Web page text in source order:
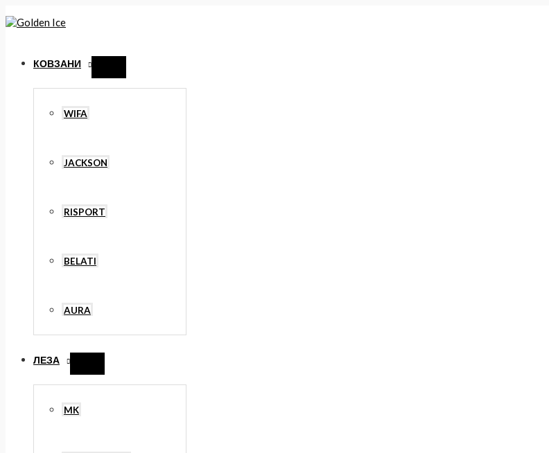
до
КОВЗАНИ
меню
WIFA
JACKSON
RISPORT
BELATI
AURA
ЛЕЗА
меню
MK